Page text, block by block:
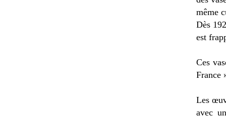
même
Dès
est
Ces
France
Les
avec